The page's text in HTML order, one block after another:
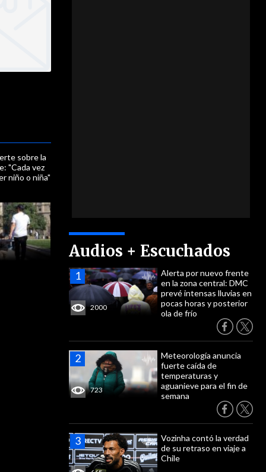
Audios + Escuchados
2000
Alerta por nuevo frente
en la zona central: DMC
prevé intensas lluvias en
pocas horas y posterior
ola de frío
723
Meteorología anuncia
fuerte caída de
temperaturas y
aguanieve para el fin de
semana
Vozinha contó la verdad
de su retraso en viaje a
Chile
sobre la
"Cada vez
niño o niña"